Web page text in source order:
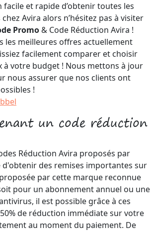
et rapide d’obtenir toutes les
Avira alors n’hésitez pas à visiter
Promo& Code Réduction Avira !
les meilleures offres actuellement
facilement comparer et choisir
à votre budget ! Nous mettons à jour
nous assurer que nos clients ont
!
un code réduction
Réduction Avira proposés par
des remises importantes sur
par cette marque reconnue
pour un abonnement annuel ou une
il est possible grâce à ces
de réduction immédiate sur votre
au moment du paiement. De